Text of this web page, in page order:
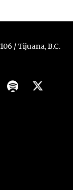
/ Tijuana, B.C.